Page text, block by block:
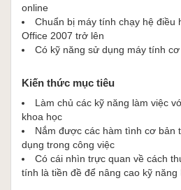
online
Chuẩn bị máy tính chạy hệ điều
Office 2007 trở lên
Có kỹ năng sử dụng máy tính cơ
Kiến thức mục tiêu
Làm chủ các kỹ năng làm việc
khoa học
Nắm được các hàm tình cơ bản
dụng trong công việc
Có cái nhìn trực quan về cách
tính là tiền đề để nâng cao kỹ năng